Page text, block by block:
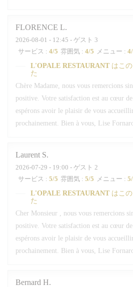
FLORENCE L
2026-08-01 - 12:45 - ゲスト 3
サービス : 4/5 雰囲気 : 4/5 メニュー : 4
L'OPALE RESTAURANT はこ
た
Chère Madame, nous vous remercions
positive. Votre satisfaction est au cœur
espérons avoir le plaisir de vous
prochainement. Bien à vous, Lise
Laurent S
2026-07-29 - 19:00 - ゲスト 2
サービス : 5/5 雰囲気 : 5/5 メニュー : 5
L'OPALE RESTAURANT はこ
た
Cher Monsieur , nous vous remercions
positive. Votre satisfaction est au cœur
espérons avoir le plaisir de vous
prochainement. Bien à vous, Lise
Bernard H